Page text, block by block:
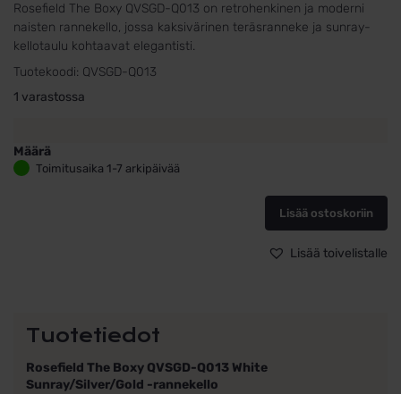
Rosefield The Boxy QVSGD-Q013 on retrohenkinen ja moderni
naisten rannekello, jossa kaksivärinen teräsranneke ja sunray-
kellotaulu kohtaavat elegantisti.
Tuotekoodi: QVSGD-Q013
1 varastossa
Määrä
Rosefield
Toimitusaika 1-7 arkipäivää
Lisää ostoskoriin
Lisää toivelistalle
Tuotetiedot
Rosefield The Boxy QVSGD-Q013 White
Sunray/Silver/Gold -rannekello